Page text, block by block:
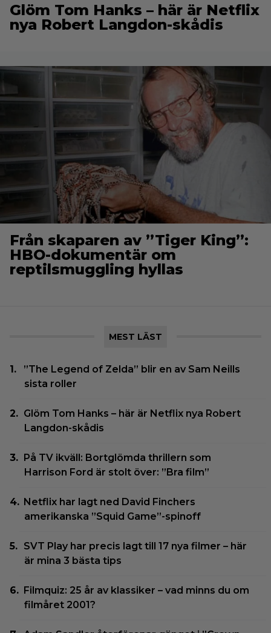
Glöm Tom Hanks – här är Netflix
nya Robert Langdon-skådis
Från skaparen av ”Tiger King”:
HBO-dokumentär om
reptilsmuggling hyllas
MEST LÄST
”The Legend of Zelda” blir en av Sam Neills
sista roller
Glöm Tom Hanks – här är Netflix nya Robert
Langdon-skådis
På TV ikväll: Bortglömda thrillern som
Harrison Ford är stolt över: ”Bra film”
Netflix har lagt ned David Finchers
amerikanska ”Squid Game”-spinoff
SVT Play har precis lagt till 17 nya filmer – här
är mina 3 bästa tips
Filmquiz: 25 år av klassiker – vad minns du om
filmåret 2001?